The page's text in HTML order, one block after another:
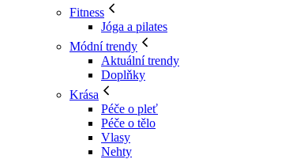
Fitness
Jóga a pilates
Módní trendy
Aktuální trendy
Doplňky
Krása
Péče o pleť
Péče o tělo
Vlasy
Nehty